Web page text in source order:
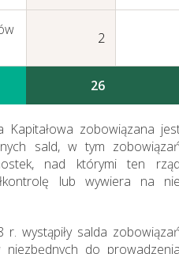
2
26
zobowiązana
sald, w tym
nad którymi ten
lub wywiera na
wystąpiły salda
do